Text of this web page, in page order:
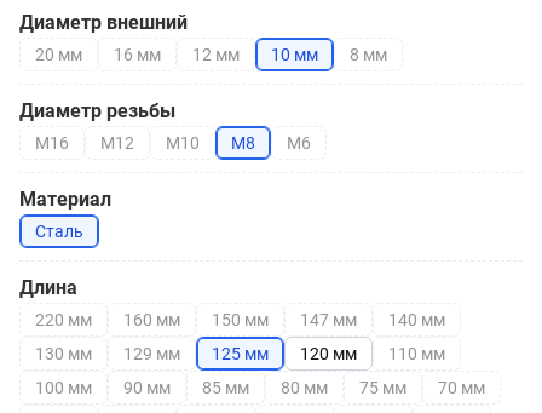
Диаметр внешний
20 мм 16 мм 12 мм 10 мм 8 мм
Диаметр резьбы
М16 М12 М10 М8 М6
Материал
Сталь
Длина
220 мм 160 мм 150 мм 147 мм
140 мм
130 мм
129 мм 125 мм 120 мм
110 мм
100 мм
90 мм 85 мм 80 мм 75 мм
70 мм